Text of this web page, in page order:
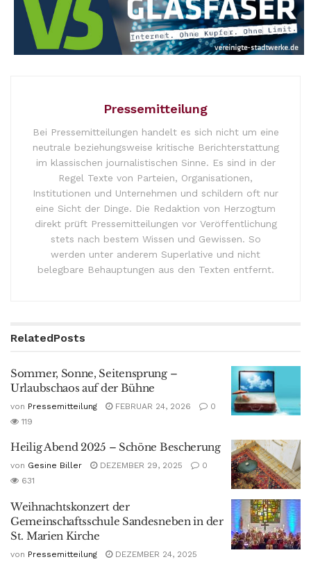
Pressemitteilung
Bei Pressemitteilungen handelt es sich nicht um eine
neutrale beziehungsweise kritische Berichterstattung
im klassischen journalistischen Sinne. Es sind in der
Regel Texte von Parteien, Organisationen,
Institutionen und Unternehmen und schildern oft nur
eine Sicht der Dinge. Die Redaktion von Herzogtum
direkt prüft Pressemitteilungen vor Veröffentlichung
stets nach bestem Wissen und Gewissen. So
werden unter anderem Superlative und nicht
belegbare Behauptungen aus den Texten entfernt.
RelatedPosts
Sommer, Sonne, Seitensprung –
Urlaubschaos auf der Bühne
von Pressemitteilung FEBRUAR 24, 2026
0
119
Heilig Abend 2025 – Schöne Bescherung
von Gesine Biller DEZEMBER 29, 2025
0
631
Weihnachtskonzert der
Gemeinschaftsschule Sandesneben in der
St. Marien Kirche
von Pressemitteilung
DEZEMBER 24, 2025